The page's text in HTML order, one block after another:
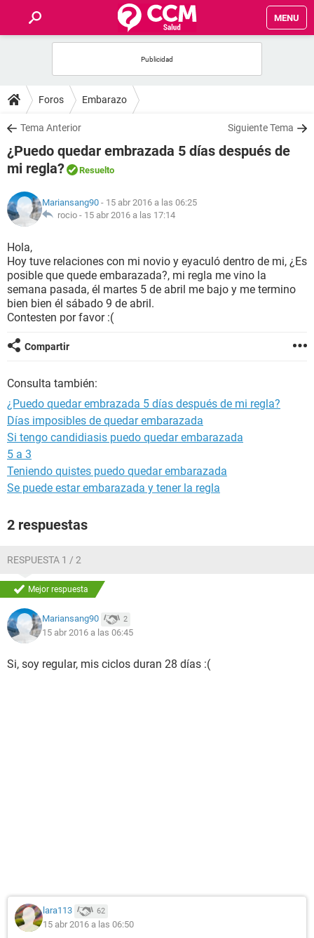
MENU
FOROS
SALUD
FAMILIA
NUTRICIÓN
SEXUALIDAD
GLOSARIO
Foros Embarazo
Tema Anterior Siguiente Tema
¿Puedo quedar embrazada 5 días después de
mi regla?
Resuelto
Mariansang90 - 15 abr 2016 a las 06:25
rocio - 15 abr 2016 a las 17:14
Hola,
Hoy tuve relaciones con mi novio y eyaculó dentro de mi, ¿Es
posible que quede embarazada?, mi regla me vino la
semana pasada, él martes 5 de abril me bajo y me termino
bien bien él sábado 9 de abril.
Contesten por favor :(
Compartir
Consulta también:
¿Puedo quedar embrazada 5 días después de mi regla?
Días imposibles de quedar embarazada
Si tengo candidiasis puedo quedar embarazada
5 a 3
Teniendo quistes puedo quedar embarazada
Se puede estar embarazada y tener la regla
2 respuestas
RESPUESTA 1 / 2
Mejor respuesta
Mariansang90 2
15 abr 2016 a las 06:45
Si, soy regular, mis ciclos duran 28 días :(
lara113 62
15 abr 2016 a las 06:50